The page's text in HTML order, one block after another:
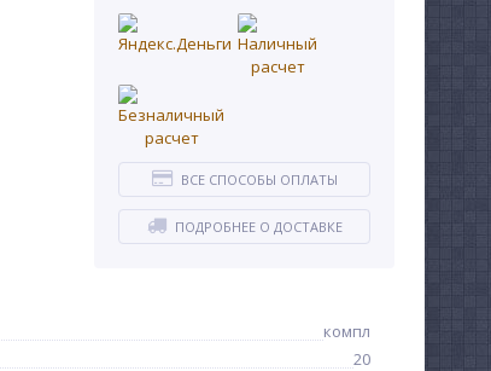
ВСЕ СПОСОБЫ ОПЛАТЫ
ПОДРОБНЕЕ О ДОСТАВКЕ
компл
20